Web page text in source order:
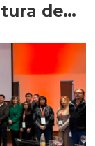
de